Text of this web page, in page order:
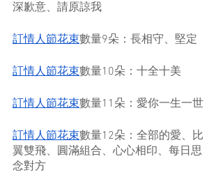
深歉意、請原諒我
訂情人節花束數量9朵：長相守、堅定
訂情人節花束數量10朵：十全十美
訂情人節花束數量11朵：愛你一生一世
訂情人節花束數量12朵：全部的愛、比
翼雙飛、圓滿組合、心心相印、每日思
念對方